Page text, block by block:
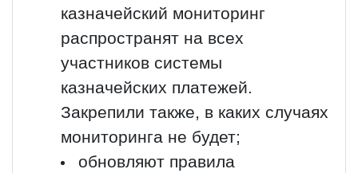
казначейский мониторинг
распространят на всех
участников системы
казначейских платежей.
Закрепили также, в каких случаях
мониторинга не будет;
обновляют правила